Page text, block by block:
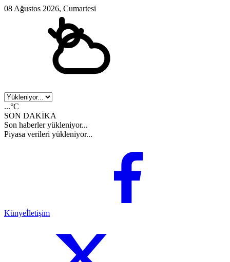
08 Ağustos 2026, Cumartesi
...°C
SON DAKİKA
Son haberler yükleniyor...
Piyasa verileri yükleniyor...
Künyeİletişim